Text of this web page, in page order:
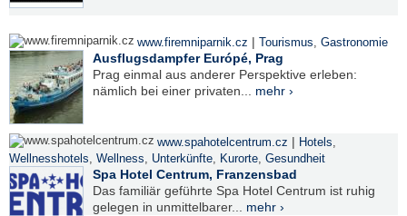
www.firemniparnik.cz | Tourismus, Gastronomie
Ausflugsdampfer Európé, Prag
Prag einmal aus anderer Perspektive erleben:
nämlich bei einer privaten... mehr ›
www.spahotelcentrum.cz | Hotels,
Wellnesshotels, Wellness, Unterkünfte, Kurorte, Gesundheit
Spa Hotel Centrum, Franzensbad
Das familiär geführte Spa Hotel Centrum ist ruhig
gelegen in unmittelbarer... mehr ›